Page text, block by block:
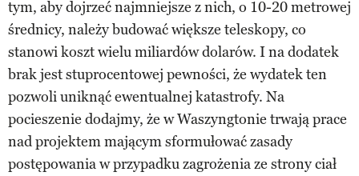
tym, aby dojrzeć najmniejsze z nich, o 10-20 metrowej
średnicy, należy budować większe teleskopy, co
stanowi koszt wielu miliardów dolarów. I na dodatek
brak jest stuprocentowej pewności, że wydatek ten
pozwoli uniknąć ewentualnej katastrofy. Na
pocieszenie dodajmy, że w Waszyngtonie trwają prace
nad projektem mającym sformułować zasady
postępowania w przypadku zagrożenia ze strony ciał